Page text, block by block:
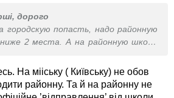
дорого
городскую попасть, надо районную
2 места. А на районную школа
На мііську ( Київську) не обов
районну. Та й на районну не